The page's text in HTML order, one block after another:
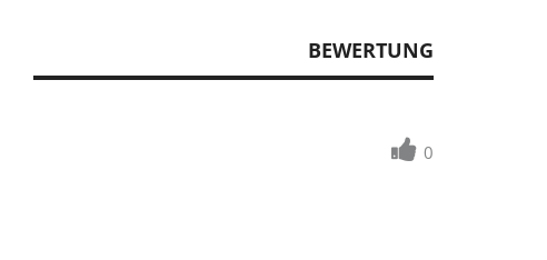
BEWERTUNG
0